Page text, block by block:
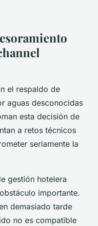
el respaldo de
aguas desconocidas
esta decisión de
a retos técnicos
seriamente la
gestión hotelera
importante.
demasiado tarde
no es compatible